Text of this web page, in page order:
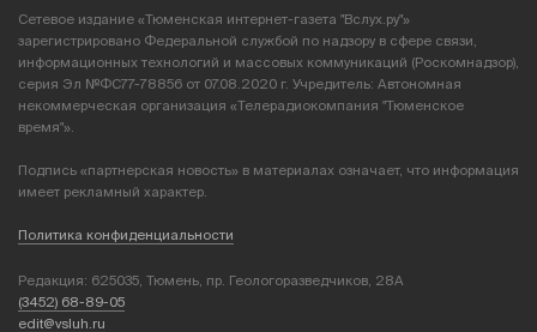
Сетевое издание «Тюменская интернет-газета "Вслух.ру"»
зарегистрировано Федеральной службой по надзору в сфере связи,
информационных технологий и массовых коммуникаций (Роскомнадзор),
серия Эл №ФС77-78856 от 07.08.2020 г. Учредитель: Автономная
некоммерческая организация «Телерадиокомпания "Тюменское
время"».
Подпись «партнерская новость» в материалах означает, что информация
имеет рекламный характер.
Политика конфиденциальности
Редакция: 625035, Тюмень, пр. Геологоразведчиков, 28А
(3452) 68-89-05
edit@vsluh.ru